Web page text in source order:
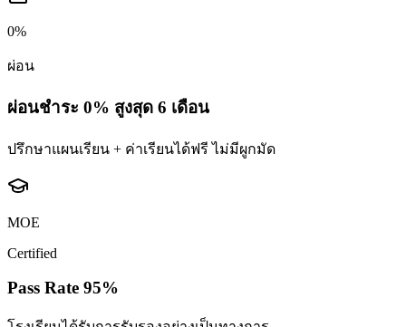
0%
ผ่อน
ผ่อนชำระ 0% สูงสุด 6 เดือน
ปรึกษาแผนเรียน + ค่าเรียนได้ฟรี ไม่มีผูกมัด
MOE
Certified
Pass Rate 95%